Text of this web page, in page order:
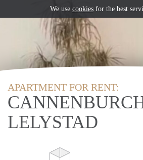
APARTMENT FOR RENT:
LELYSTAD
We use cookiesfor the best